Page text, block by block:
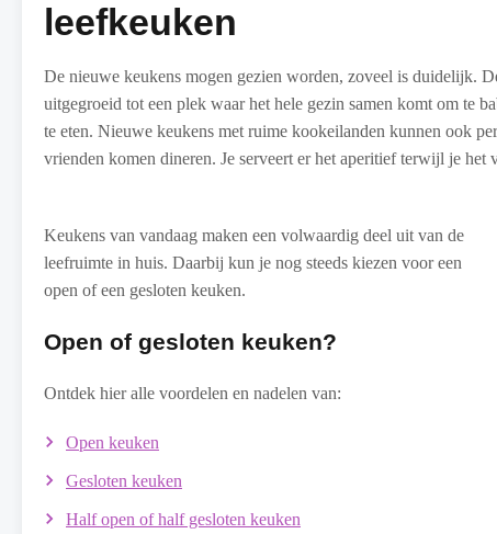
leefkeuken
De nieuwe keukens mogen gezien worden, zoveel is duidelijk.
uitgegroeid tot een plek waar het hele gezin samen komt om te
te eten. Nieuwe keukens met ruime kookeilanden kunnen ook
vrienden komen dineren. Je serveert er het aperitief terwijl je
Keukens van vandaag maken een volwaardig deel uit van de
leefruimte in huis. Daarbij kun je nog steeds kiezen voor een
open of een gesloten keuken.
Open of gesloten keuken?
Ontdek hier alle voordelen en nadelen van:
Open keuken
Gesloten keuken
Half open of half gesloten keuken